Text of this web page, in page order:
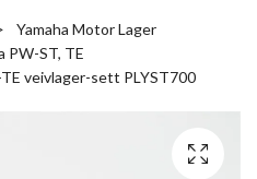
Yamaha Motor Lager
PW-ST, TE
veivlager-sett PLYST700